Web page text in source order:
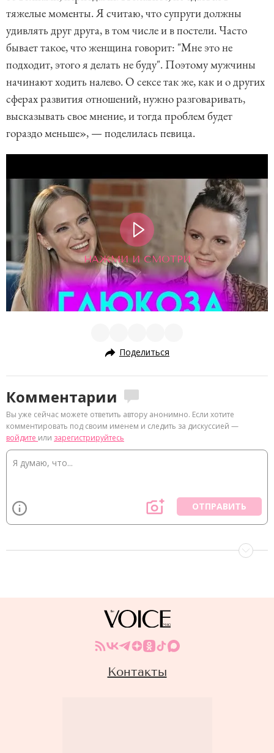
тяжелые моменты. Я считаю, что супруги должны
удивлять друг друга, в том числе и в постели. Часто
бывает такое, что женщина говорит: "Мне это не
подходит, этого я делать не буду". Поэтому мужчины
начинают ходить налево. О сексе так же, как и о других
сферах развития отношений, нужно разговаривать,
высказывать свое мнение, и тогда проблем будет
гораздо меньше», — поделилась певица.
НАЖМИ И СМОТРИ
Поделиться
Комментарии
Вы уже сейчас можете ответить автору анонимно. Если хотите
комментировать под своим именем и следить за дискуссией —
войдите или зарегистрируйтесь
ОТПРАВИТЬ
Контакты